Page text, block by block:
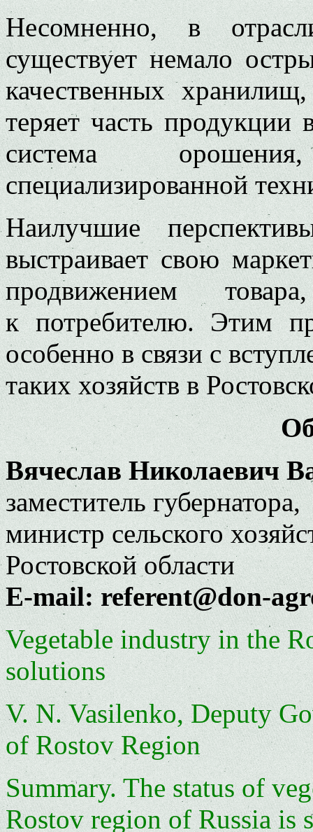
Несомненно, в
существует немало
качественных
теряет часть продукции
система
специализированной
Наилучшие
выстраивает свою
продвижением
к потребителю. Этим
особенно в связи с
таких хозяйств в
Вячеслав Николаевич
заместитель губернатора,
министр сельского
Ростовской области
E-mail: referent@don-
Vegetable industry in the
solutions
V. N. Vasilenko, Deputy
of Rostov Region
Summary. The status of
Rostov region of Russia is